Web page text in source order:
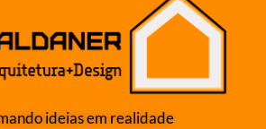
ideias em realidade